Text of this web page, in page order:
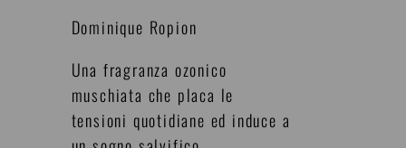
Dominique Ropion
Una fragranza ozonico
muschiata che placa le
tensioni quotidiane ed induce a